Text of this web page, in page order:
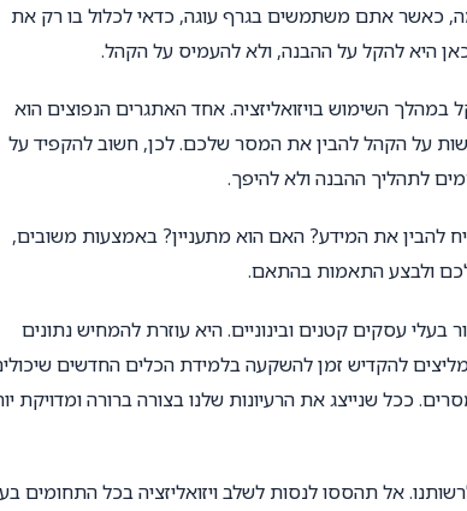
כאשר אתם משתמשים בגרף עוגה, כדאי לכלול בו רק את
היא להקל על ההבנה, ולא להעמיס על הקהל.
השימוש בויזואליזציה. אחד האתגרים הנפוצים הוא
על הקהל להבין את המסר שלכם. לכן, חשוב להקפיד על
לתהליך ההבנה ולא להיפך.
להבין את המידע? האם הוא מתעניין? באמצעות משובים,
ולבצע התאמות בהתאם.
בעלי עסקים קטנים ובינוניים. היא עוזרת להמחיש נתונים
להקדיש זמן להשקעה בלמידת הכלים החדשים
ככל שנייצג את הרעיונות שלנו בצורה ברורה ומדויקת
אל תהססו לנסות לשלב ויזואליזציה בכל התחומים